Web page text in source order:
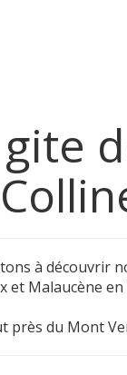
à découvrir
et Malaucène en
près du Mont